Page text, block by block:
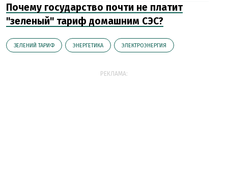
Почему государство почти не платит
"зеленый" тариф домашним СЭС?
ЗЕЛЕНИЙ ТАРИФ ЭНЕРГЕТИКА ЭЛЕКТРОЭНЕРГИЯ
РЕКЛАМА: